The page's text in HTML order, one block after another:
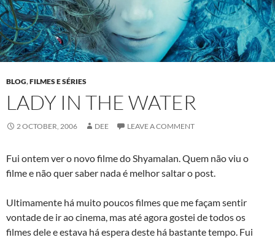
BLOG,FILMES E SÉRIES
LADY IN THE WATER
2 OCTOBER, 2006 DEE LEAVE A COMMENT
Fui ontem ver o novo filme do Shyamalan. Quem não viu o
filme e não quer saber nada é melhor saltar o post.
Ultimamente há muito poucos filmes que me façam sentir
vontade de ir ao cinema, mas até agora gostei de todos os
filmes dele e estava há espera deste há bastante tempo. Fui